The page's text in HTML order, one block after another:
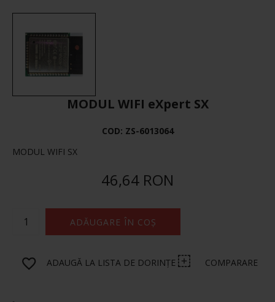
MODUL WIFI eXpert SX
COD: ZS-6013064
MODUL WIFI SX
46,64 RON
ADĂUGARE ÎN COȘ
ADAUGĂ LA LISTA DE DORINȚE COMPARARE